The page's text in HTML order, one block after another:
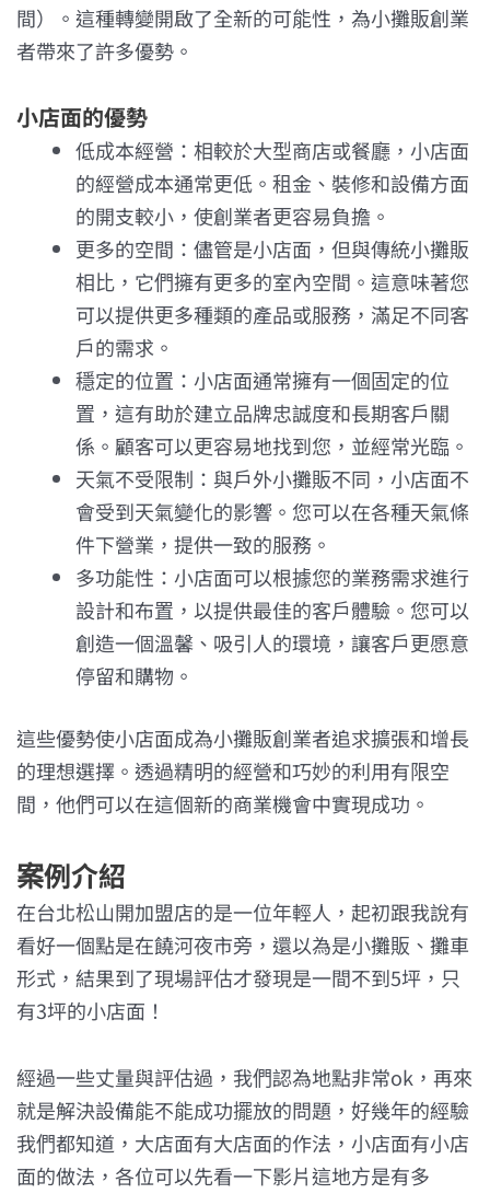
間）。這種轉變開啟了全新的可能性，為小攤販創業
者帶來了許多優勢。
小店面的優勢
低成本經營：相較於大型商店或餐廳，小店面
的經營成本通常更低。租金、裝修和設備方面
的開支較小，使創業者更容易負擔。
更多的空間：儘管是小店面，但與傳統小攤販
相比，它們擁有更多的室內空間。這意味著您
可以提供更多種類的產品或服務，滿足不同客
戶的需求。
穩定的位置：小店面通常擁有一個固定的位
置，這有助於建立品牌忠誠度和長期客戶關
係。顧客可以更容易地找到您，並經常光臨。
天氣不受限制：與戶外小攤販不同，小店面不
會受到天氣變化的影響。您可以在各種天氣條
件下營業，提供一致的服務。
多功能性：小店面可以根據您的業務需求進行
設計和布置，以提供最佳的客戶體驗。您可以
創造一個溫馨、吸引人的環境，讓客戶更愿意
停留和購物。
這些優勢使小店面成為小攤販創業者追求擴張和增長
的理想選擇。透過精明的經營和巧妙的利用有限空
間，他們可以在這個新的商業機會中實現成功。
案例介紹
在台北松山開加盟店的是一位年輕人，起初跟我說有
看好一個點是在饒河夜市旁，還以為是小攤販、攤車
形式，結果到了現場評估才發現是一間不到5坪，只
有3坪的小店面！
經過一些丈量與評估過，我們認為地點非常ok，再來
就是解決設備能不能成功擺放的問題，好幾年的經驗
我們都知道，大店面有大店面的作法，小店面有小店
面的做法，各位可以先看一下影片這地方是有多